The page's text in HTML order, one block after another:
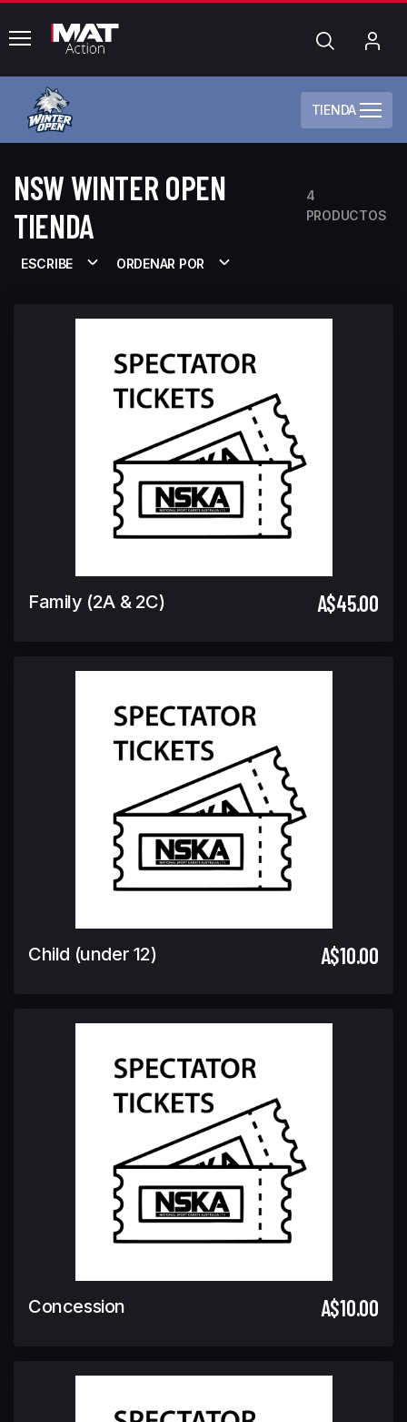
common.menu Búsqueda
TIENDA
NSW WINTER OPEN
TIENDA
4
PRODUCTOS
ESCRIBE ORDENAR POR
Family (2A & 2C) A$45.00
Child (under 12) A$10.00
Concession A$10.00